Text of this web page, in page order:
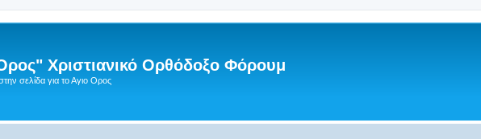
Χριστιανικό Ορθόδοξο Φόρουμ
σελίδα για το Αγιο Ορος